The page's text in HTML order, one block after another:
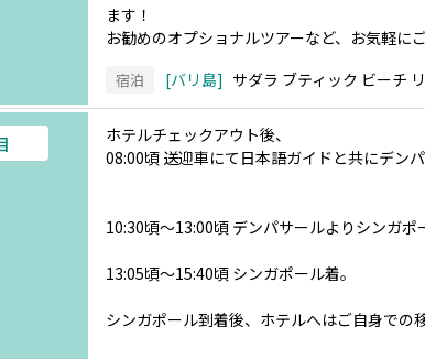
ます！
お勧めのオプショナルツアーなど、お気軽に
宿泊 バリ島 サダラ ブティック ビーチ
ホテルチェックアウト後、
08:00頃 送迎車にて日本語ガイドと共にデンパ
10:30頃～13:00頃 デンパサールよりシンガポ
13:05頃～15:40頃 シンガポール着。
シンガポール到着後、ホテルへはご自身での